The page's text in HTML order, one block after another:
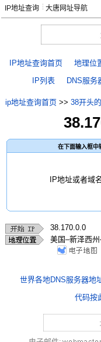
大唐网址导航
IP地址查询
IP地址查询首页 地理位
IP列表
DNS服务
ip地址查询首页>> 38开头
在下面输入框中
IP地址或者域
38.170.0.0
美国–新泽西
世界各地DNS服务器地
代码按